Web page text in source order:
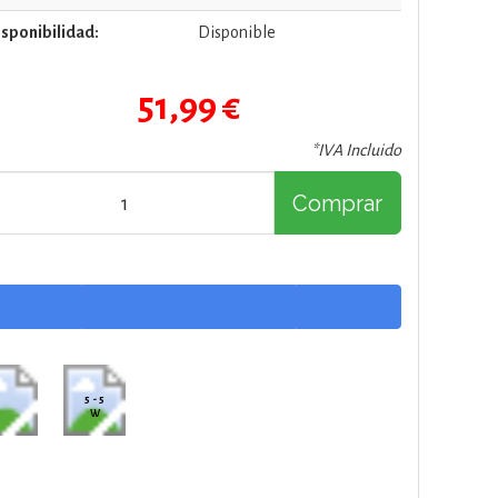
Disponible
51,99 €
*IVA Incluido
Comprar
5 - 5
W